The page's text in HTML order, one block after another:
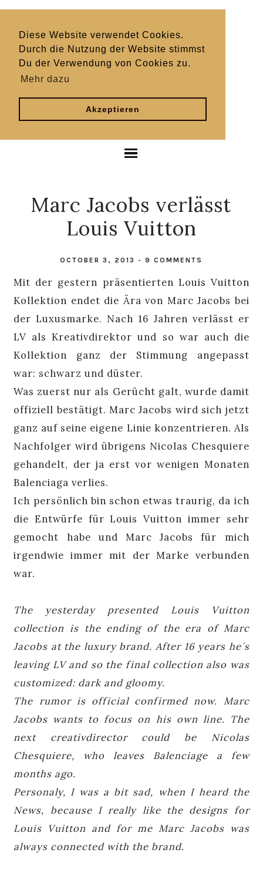
Diese Website verwendet Cookies.
Durch die Nutzung der Website stimmst
Du der Verwendung von Cookies zu.
Mehr dazu
Akzeptieren
Marc Jacobs verlässt
Louis Vuitton
OCTOBER 3, 2013 -9 COMMENTS
Mit der gestern präsentierten Louis Vuitton
Kollektion endet die Ära von Marc Jacobs bei
der Luxusmarke. Nach 16 Jahren verlässt er
LV als Kreativdirektor und so war auch die
Kollektion ganz der Stimmung angepasst
war: schwarz und düster.
Was zuerst nur als Gerücht galt, wurde damit
offiziell bestätigt. Marc Jacobs wird sich jetzt
ganz auf seine eigene Linie konzentrieren. Als
Nachfolger wird übrigens Nicolas Chesquiere
gehandelt, der ja erst vor wenigen Monaten
Balenciaga verlies.
Ich persönlich bin schon etwas traurig, da ich
die Entwürfe für Louis Vuitton immer sehr
gemocht habe und Marc Jacobs für mich
irgendwie immer mit der Marke verbunden
war.
The yesterday presented Louis Vuitton
collection is the ending of the era of Marc
Jacobs at the luxury brand. After 16 years he´s
leaving LV and so the final collection also was
customized: dark and gloomy.
The rumor is official confirmed now. Marc
Jacobs wants to focus on his own line. The
next creativdirector could be Nicolas
Chesquiere, who leaves Balenciage a few
months ago.
Personaly, I was a bit sad, when I heard the
News, because I really like the designs for
Louis Vuitton and for me Marc Jacobs was
always connected with the brand.